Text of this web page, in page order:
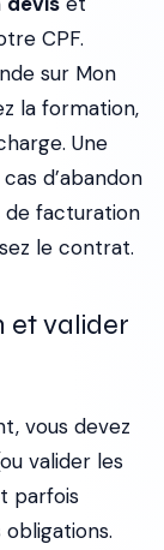
CPF.
sur Mon
la formation,
Une
d’abandon
de facturation
le contrat.
et valider
vous devez
valider les
parfois
obligations.